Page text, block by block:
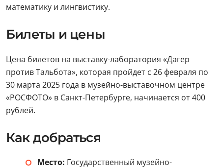
математику и лингвистику.
Билеты и цены
Цена билетов на выставку-лаборатория «Дагер
против Тальбота», которая пройдет с 26 февраля по
30 марта 2025 года в музейно-выставочном центре
«РОСФОТО» в Санкт-Петербурге, начинается от 400
рублей.
Как добраться
Место: Государственный музейно-